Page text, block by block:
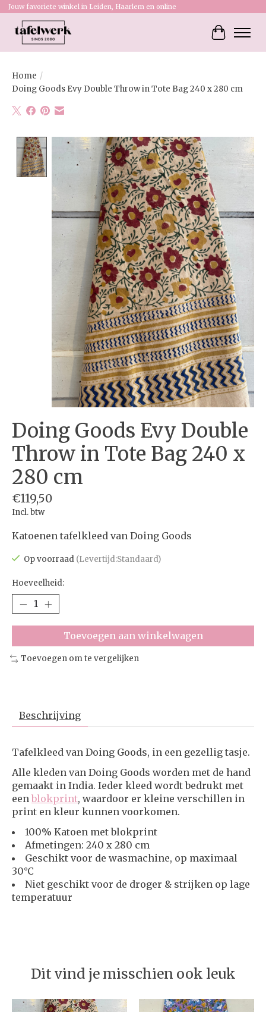
Jouw favoriete winkel in Leiden, Haarlem en online
Home /
Doing Goods Evy Double Throw in Tote Bag 240 x 280 cm
Product image slideshow Items
Doing Goods Evy Double
Throw in Tote Bag 240 x
280 cm
€119,50
Incl. btw
Katoenen tafelkleed van Doing Goods
Op voorraad (Levertijd:Standaard)
Hoeveelheid:
Toevoegen aan winkelwagen
Toevoegen om te vergelijken
Beschrijving
Tafelkleed van Doing Goods, in een gezellig tasje.
Alle kleden van Doing Goods worden met de hand
gemaakt in India. Ieder kleed wordt bedrukt met
een blokprint, waardoor er kleine verschillen in
print en kleur kunnen voorkomen.
100% Katoen met blokprint
Afmetingen: 240 x 280 cm
Geschikt voor de wasmachine, op maximaal
30°C
Niet geschikt voor de droger & strijken op lage
temperatuur
Dit vind je misschien ook leuk
Items van productcarrousel